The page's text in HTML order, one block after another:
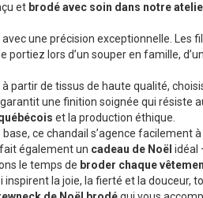
et brodé avec soin dans notre
une précision exceptionnelle.
portiez lors d’un souper en famille,
partir de tissus de haute qualité,
une finition soignée qui
et la production éthique.
ce chandail s’agence
également un cadeau de Noël idéal
le temps de broder chaque
la joie, la fierté et la douceur,